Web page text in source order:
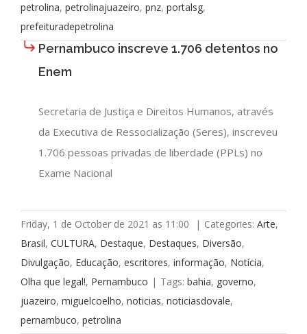
petrolina, petrolinajuazeiro, pnz, portalsg,
prefeituradepetrolina
Pernambuco inscreve 1.706 detentos no
Enem
Secretaria de Justiça e Direitos Humanos, através
da Executiva de Ressocialização (Seres), inscreveu
1.706 pessoas privadas de liberdade (PPLs) no
Exame Nacional
Friday, 1 de October de 2021 as 11:00 | Categories: Arte,
Brasil, CULTURA, Destaque, Destaques, Diversão,
Divulgação, Educação, escritores, informação, Notícia,
Olha que legal!, Pernambuco | Tags: bahia, governo,
juazeiro, miguelcoelho, noticias, noticiasdovale,
pernambuco, petrolina